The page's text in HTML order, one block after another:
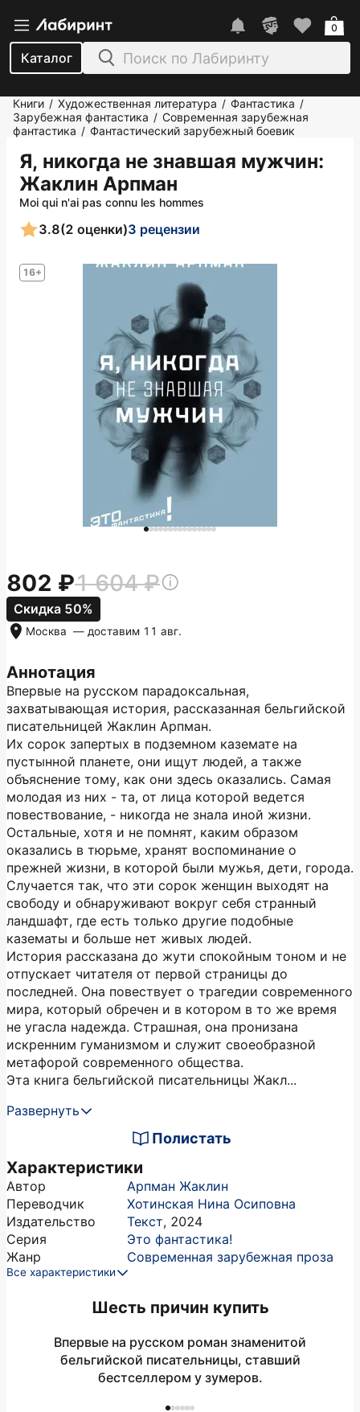
Каталог
0
Книги / Художественная литература / Фантастика /
Зарубежная фантастика / Современная зарубежная
фантастика / Фантастический зарубежный боевик
Я, никогда не знавшая мужчин:
Жаклин Арпман
Moi qui n'ai pas connu les hommes
16+
3.8(2 оценки)3 рецензии
Аннотация
Впервые на русском парадоксальная,
захватывающая история, рассказанная бельгийской
писательницей Жаклин Арпман.
Их сорок запертых в подземном каземате на
пустынной планете, они ищут людей, а также
объяснение тому, как они здесь оказались. Самая
молодая из них - та, от лица которой ведется
повествование, - никогда не знала иной жизни.
Остальные, хотя и не помнят, каким образом
оказались в тюрьме, хранят воспоминание о
прежней жизни, в которой были мужья, дети, города.
Случается так, что эти сорок женщин выходят на
свободу и обнаруживают вокруг себя странный
ландшафт, где есть только другие подобные
казематы и больше нет живых людей.
История рассказана до жути спокойным тоном и не
отпускает читателя от первой страницы до
последней. Она повествует о трагедии современного
мира, который обречен и в котором в то же время
не угасла надежда. Страшная, она пронизана
искренним гуманизмом и служит своеобразной
метафорой современного общества.
Эта книга бельгийской писательницы Жакл...
Развернуть
Полистать
Характеристики
Автор
Арпман Жаклин
Переводчик
Хотинская Нина Осиповна
Издательство
Текст, 2024
Серия
Это фантастика!
Жанр
Современная зарубежная проза
Все характеристики
Шесть причин купить
Впервые на русском роман знаменитой
бельгийской писательницы, ставший
бестселлером у зумеров.
802 1 604
Скидка 50%
Москва — доставим 11 авг.